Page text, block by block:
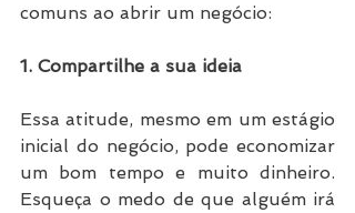
comuns ao abrir um negócio:
1. Compartilhe a sua ideia
Essa atitude, mesmo em um estágio
inicial do negócio, pode economizar
um bom tempo e muito dinheiro.
Esqueça o medo de que alguém irá